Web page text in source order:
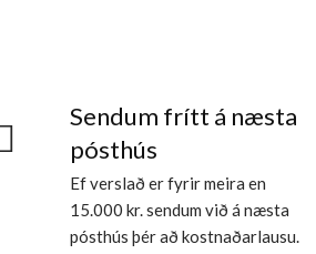
Sendum frítt á næsta
pósthús
Ef verslað er fyrir meira en
15.000 kr. sendum við á næsta
pósthús þér að kostnaðarlausu.